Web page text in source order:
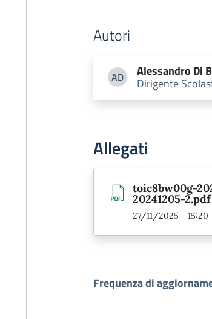
Autori
ADAlessandro Di
Alessandro Di
Dirigente
Allegati
toic8bw00g-
20241205-2.pdf
27/11/2025 - 15:20
Frequenza di